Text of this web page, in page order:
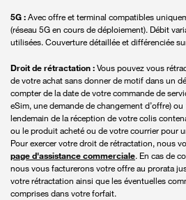
5G :Avec offre et terminal compatibles
(réseau 5G en cours de déploiement). Débit
utilisées. Couverture détaillée et différenciée
Droit de rétractation :Vous pouvez vous
de votre achat sans donner de motif dans un
compter de la date de votre commande de
eSim, une demande de changement d’offre)
lendemain de la réception de votre colis
ou le produit acheté ou de votre courrier pour
Pour exercer votre droit de rétractation, nous
page d'assistance commerciale. En cas de
nous vous facturerons votre offre au prorata
votre rétractation ainsi que les éventuelles
comprises dans votre forfait.